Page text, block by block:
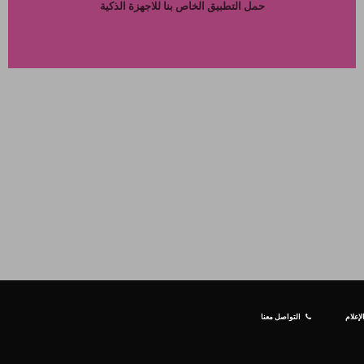
حمل التطبيق الخاص بنا للاجهزة الذكية
التواصل معنا